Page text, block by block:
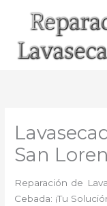
San
Reparación de
Cebada: ¡Tu